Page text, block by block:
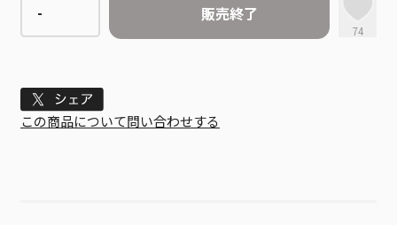
販売終了
74
Tweet
この商品について問い合わせする